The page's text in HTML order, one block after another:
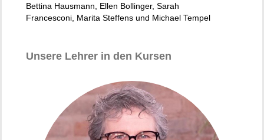
Bettina Hausmann, Ellen Bollinger, Sarah
Francesconi, Marita Steffens und Michael Tempel
Unsere Lehrer in den Kursen